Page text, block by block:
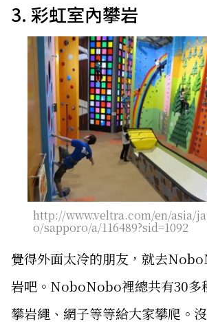
3. 彩虹室內攀岩
http://www.veltra.com/en/asia/
o/sapporo/a/116489?sid=1092
覺得外面太冷的朋友，就去
岩吧。NoboNobo裡總共有30多
攀岩繩、網子等等給大家攀爬。